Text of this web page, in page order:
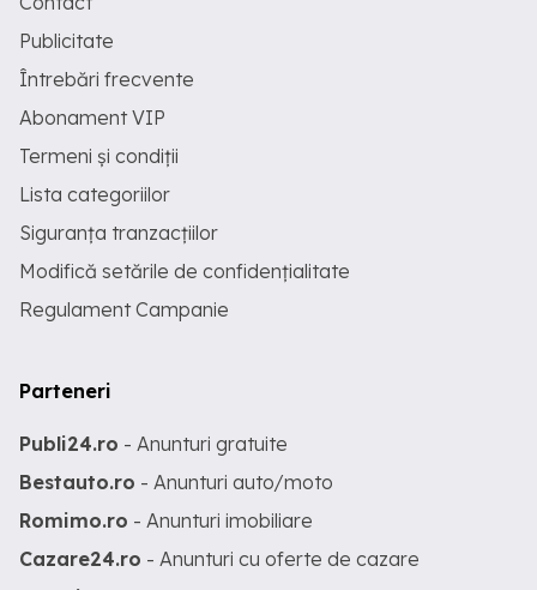
Publicitate
Întrebări frecvente
Abonament VIP
Termeni și condiții
Lista categoriilor
Siguranța tranzacțiilor
Modifică setările de confidențialitate
Regulament Campanie
Parteneri
Publi24.ro - Anunturi gratuite
Bestauto.ro - Anunturi auto/moto
Romimo.ro - Anunturi imobiliare
Cazare24.ro - Anunturi cu oferte de cazare